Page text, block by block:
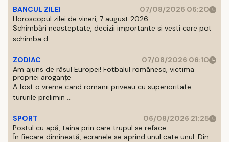
BANCUL ZILEI
07/08/2026 06:20
Horoscopul zilei de vineri, 7 august 2026
Schimbări neasteptate, decizii importante si vesti care pot
schimba d ...
ZODIAC
07/08/2026 06:10
Am ajuns de râsul Europei! Fotbalul românesc, victima
propriei aroganțe
A fost o vreme cand romanii priveau cu superioritate
tururile prelimin ...
SPORT
06/08/2026 21:25
Postul cu apă, taina prin care trupul se reface
În fiecare dimineată, ecranele se aprind unul cate unul. Din